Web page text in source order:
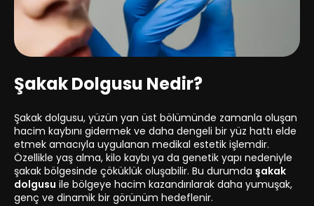
Şakak Dolgusu Nedir?
Şakak dolgusu, yüzün yan üst bölümünde zamanla oluşan
hacim kaybını gidermek ve daha dengeli bir yüz hattı elde
etmek amacıyla uygulanan medikal estetik işlemdir.
Özellikle yaş alma, kilo kaybı ya da genetik yapı nedeniyle
şakak bölgesinde çöküklük oluşabilir. Bu durumda şakak
dolgusu ile bölgeye hacim kazandırılarak daha yumuşak,
genç ve dinamik bir görünüm hedeflenir.